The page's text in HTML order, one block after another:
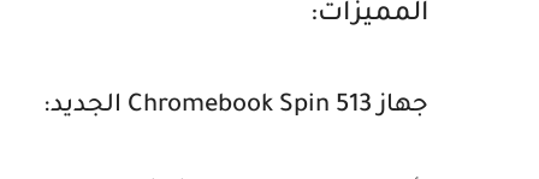
المميزات:
جهاز Chromebook Spin 513 الجديد: